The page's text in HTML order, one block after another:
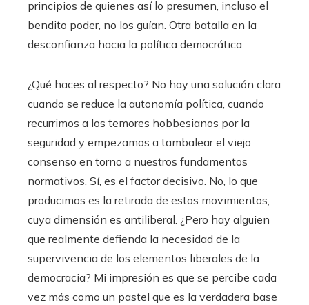
principios de quienes así lo presumen, incluso el
bendito poder, no los guían. Otra batalla en la
desconfianza hacia la política democrática.
¿Qué haces al respecto? No hay una solución clara
cuando se reduce la autonomía política, cuando
recurrimos a los temores hobbesianos por la
seguridad y empezamos a tambalear el viejo
consenso en torno a nuestros fundamentos
normativos. Sí, es el factor decisivo. No, lo que
producimos es la retirada de estos movimientos,
cuya dimensión es antiliberal. ¿Pero hay alguien
que realmente defienda la necesidad de la
supervivencia de los elementos liberales de la
democracia? Mi impresión es que se percibe cada
vez más como un pastel que es la verdadera base